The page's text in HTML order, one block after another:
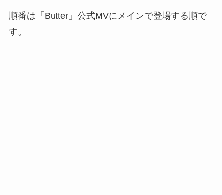
順番は「Butter」公式MVにメインで登場する順で
す。